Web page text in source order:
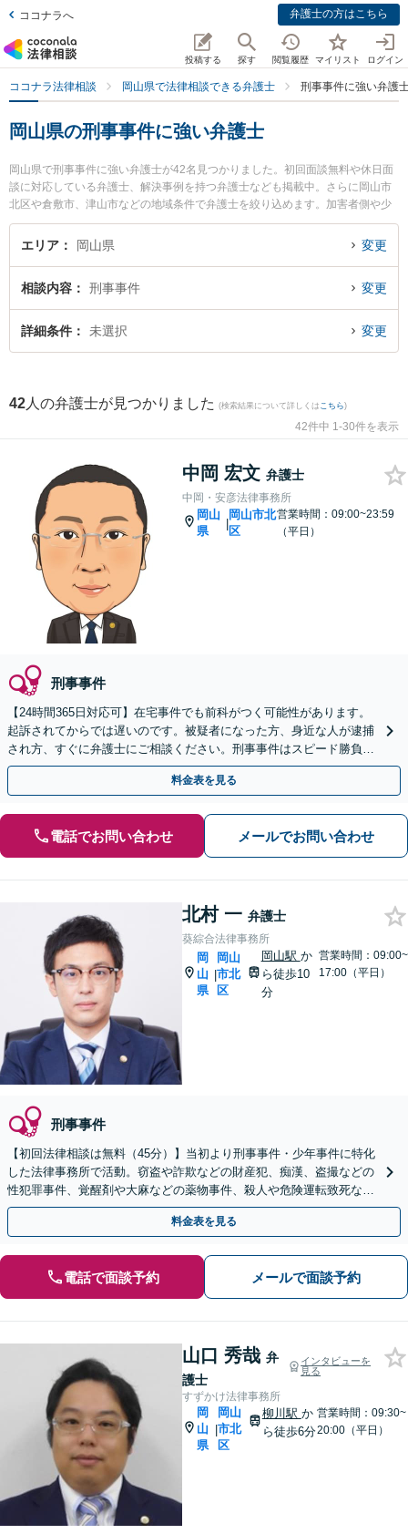
ココナラへ 弁護士の方はこちら
投稿する 探す 閲覧履歴 マイリスト ログイン
ココナラ法律相談 岡山県で法律相談できる弁護士 刑事事件に強い弁護
岡山県の刑事事件に強い弁護士
岡山県で刑事事件に強い弁護士が42名見つかりました。初回面談無料や休日面
談に対応している弁護士、解決事例を持つ弁護士なども掲載中。さらに岡山市
北区や倉敷市、津山市などの地域条件で弁護士を絞り込めます。加害者側や少
年事件、再犯・前科あり等の細かな分野での絞り込み検索もでき便利です。特
に中岡・安彦法律事務所の中岡 宏文弁護士や葵綜合法律事務所の北村 一弁護
ラブルを今すぐに弁護士に相談したい』『刑事事件のトラブル解決の実績豊富
な近くの弁護士を検索したい』『初回相談無料で刑事事件を法律相談できる岡
山県内の弁護士に相談予約したい』などでお困りの相談者さんにおすすめで
エリア 岡山県 変更
相談内容 刑事事件 変更
詳細条件 未選択 変更
42 人の弁護士が見つかりました (検索結果について詳しくは こちら)
42件中 1-30件を表示
中岡 宏文 弁護士
中岡・安彦法律事務所
岡山
県
|
岡山市北
区
営業時間：09:00~23:59
（平日）
刑事事件
【24時間365日対応可】在宅事件でも前科がつく可能性があります。
起訴されてからでは遅いのです。被疑者になった方、身近な人が逮捕
され方、すぐに弁護士にご相談ください。刑事事件はスピード勝負、
初回の接見は即時駆けつけます。
料金表を見る
電話でお問い合わせ メールでお問い合わせ
北村 一 弁護士
葵綜合法律事務所
岡
山
県
|
岡山
市北
区
岡山駅 か
ら徒歩10
分
営業時間：09:00~
17:00（平日）
刑事事件
【初回法律相談は無料（45分）】当初より刑事事件・少年事件に特化
した法律事務所で活動。窃盗や詐欺などの財産犯、痴漢、盗撮などの
性犯罪事件、覚醒剤や大麻などの薬物事件、殺人や危険運転致死など
の裁判員裁判事件等、豊富な実績。
料金表を見る
電話で面談予約 メールで面談予約
山口 秀哉 弁
護士
インタビューを
見る
すずかけ法律事務所
岡
山
県
|
岡山
市北
区
柳川駅 か
ら徒歩6分
営業時間：09:30~
20:00（平日）